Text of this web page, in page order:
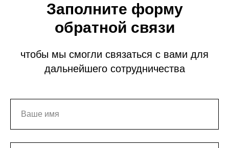
Заполните форму
обратной связи
чтобы мы смогли связаться с вами для
дальнейшего сотрудничества